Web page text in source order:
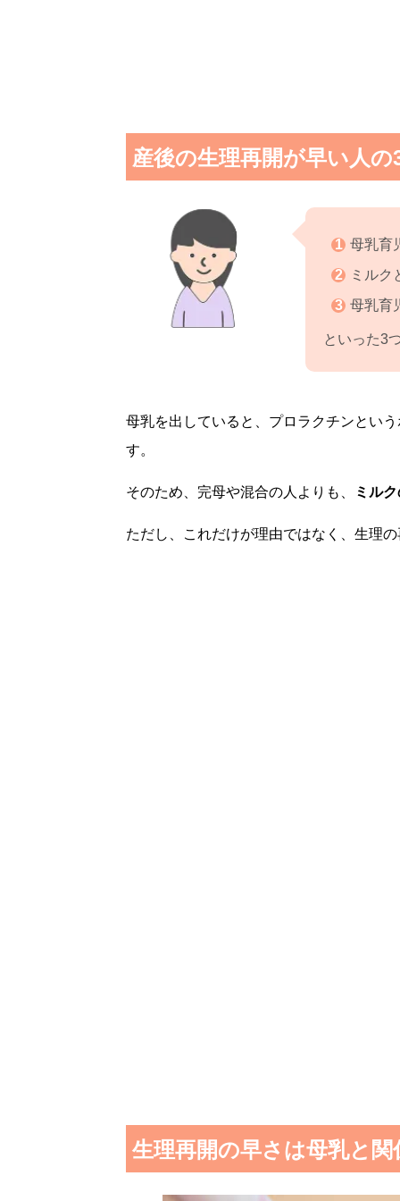
産後の生理再開が早い人の
母乳育
ミルク
母乳育
といった3
母乳を出していると、プロラクチンとい
す。
そのため、完母や混合の人よりも、 ミル
ただし、これだけが理由ではなく、生理
生理再開の早さは母乳と